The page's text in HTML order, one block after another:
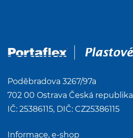
Poděbradova 3267/97a
702 00 Ostrava Česká republika
IČ: 25386115, DIČ: CZ25386115
Informace, e-shop